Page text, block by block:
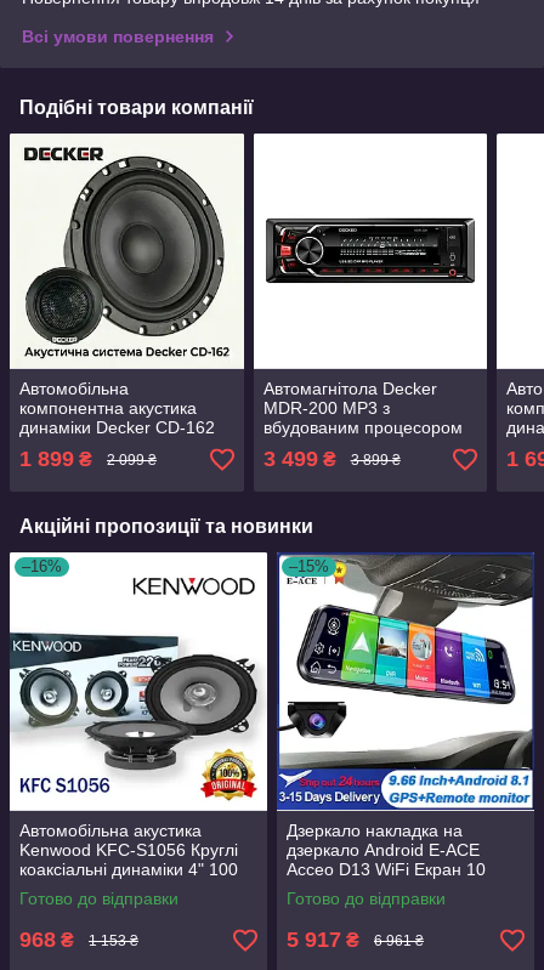
Всі умови повернення
Подібні товари компанії
Автомобільна
компонентна акустика
динаміки Decker CD-162
компоненти 6.5" 165 мм
1 899 ₴ 2 099 ₴
Автомагнітола Decker
MDR-200 MP3 з
вбудованим процесором
Потужність 6 х 100Вт
3 499₴ 3 899 ₴ 1
Акційні пропозиції та новинки
–16%
Автомобільна акустика
Kenwood KFC-S1056 Круглі
коаксіальні динаміки 4" 100
мм 10 см комплект 2 штуки
Готово до відправки
968 ₴ 1 153 ₴
–15%
Дзеркало накладка на
дзеркало Android E-ACE
Acceo D13 WiFi Екран 10
дюймів дві камери GPS
Навігація
Готово до відправки
5 917 ₴ 6 961 ₴